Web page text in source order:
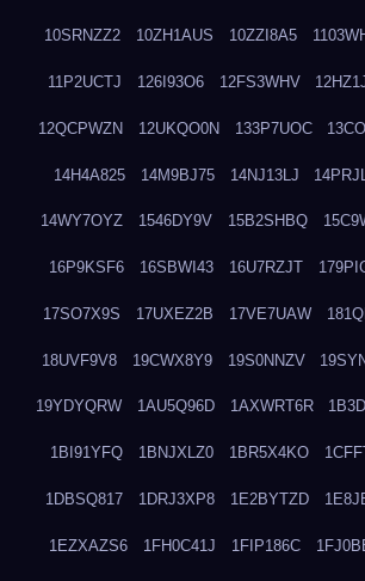
10SRNZZ2 10ZH1AUS 10ZZI8A5
11P2UCTJ 126I93O6 12FS3WHV
12QCPWZN 12UKQO0N 133P7UOC
14H4A825 14M9BJ75 14NJ13LJ
14WY7OYZ 1546DY9V 15B2SHBQ
16P9KSF6 16SBWI43 16U7RZJT
17SO7X9S 17UXEZ2B 17VE7UAW
18UVF9V8 19CWX8Y9 19S0NNZV
19YDYQRW 1AU5Q96D 1AXWRT6R
1BI91YFQ 1BNJXLZ0 1BR5X4KO
1DBSQ817 1DRJ3XP8 1E2BYTZD
1EZXAZS6 1FH0C41J 1FIP186C